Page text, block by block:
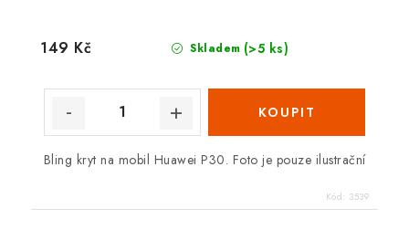
Skladem (>5 ks)
149 Kč
Bling kryt na mobil Huawei P30. Foto je pouze ilustrační
Kód: 3539